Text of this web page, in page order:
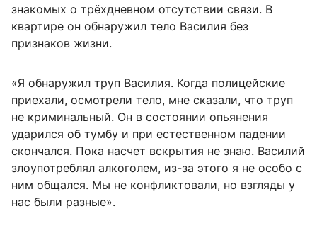
знакомых о трёхдневном отсутствии связи. В
квартире он обнаружил тело Василия без
признаков жизни.
«Я обнаружил труп Василия. Когда полицейские
приехали, осмотрели тело, мне сказали, что труп
не криминальный. Он в состоянии опьянения
ударился об тумбу и при естественном падении
скончался. Пока насчет вскрытия не знаю. Василий
злоупотреблял алкоголем, из-за этого я не особо с
ним общался. Мы не конфликтовали, но взгляды у
нас были разные».